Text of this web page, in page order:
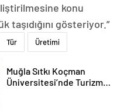
konu
taşıdığını gösteriyor.”
Tür Üretimi
Muğla Sıtkı Koçman
Üniversitesi’nde Turizm